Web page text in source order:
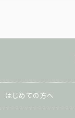
はじめての方へ